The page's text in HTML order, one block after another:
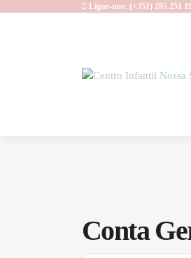
Ligue-nos: (+351) 285 251
Conta